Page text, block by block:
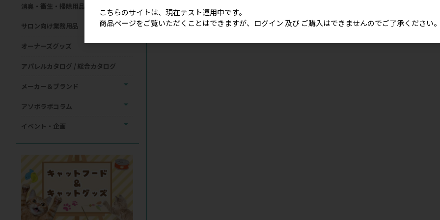
消臭・衛生・掃除用品
サロン向け業務用品
オーナーズグッズ
アパレルカタログ / 総合カタログ
メーカー＆ブランド
アソボラボコラム
イベント・企画
こちらのサイトは、現在テスト運用中です。
商品ページをご覧いただくことはできますが、ログイン 及び ご購入はできませんのでご了承ください